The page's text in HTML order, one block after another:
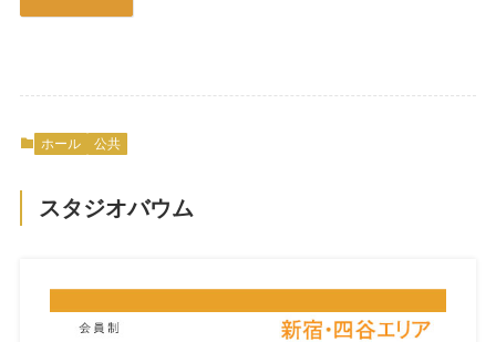
ホール 公共
スタジオバウム